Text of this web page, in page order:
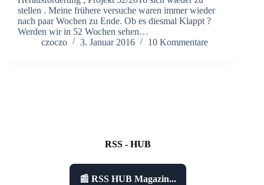
stellen . Meine frühere versuche waren immer wieder
nach paar Wochen zu Ende. Ob es diesmal Klappt ?
Werden wir in 52 Wochen sehen…
czoczo
3. Januar 2016 10 Kommentare
RSS - HUB
📰 RSS HUB Magazin...